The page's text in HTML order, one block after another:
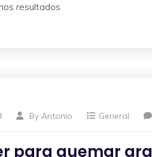
resultados
By Antonio General
para quemar